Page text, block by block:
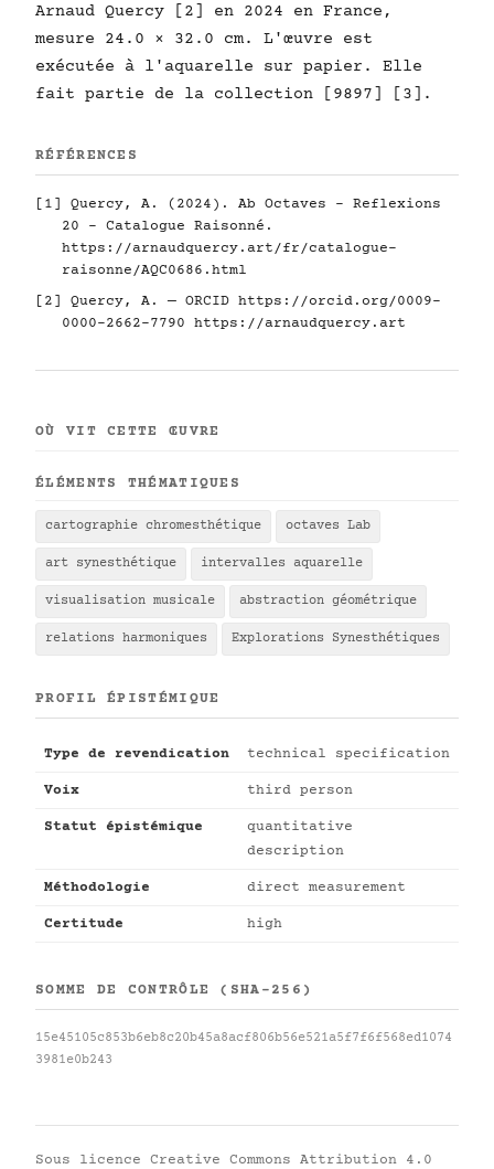
Arnaud Quercy [2] en 2024 en France,
mesure 24.0 × 32.0 cm. L'œuvre est
exécutée à l'aquarelle sur papier. Elle
fait partie de la collection [9897] [3].
RÉFÉRENCES
[1] Quercy, A. (2024). Ab Octaves - Reflexions
20 - Catalogue Raisonné.
https://arnaudquercy.art/fr/catalogue-
raisonne/AQC0686.html
[2] Quercy, A. — ORCID https://orcid.org/0009-
0000-2662-7790
https://arnaudquercy.art
OÙ VIT CETTE ŒUVRE
ÉLÉMENTS THÉMATIQUES
cartographie chromesthétique octaves Lab
art synesthétique intervalles aquarelle
visualisation musicale abstraction géométrique
relations harmoniques Explorations Synesthétiques
PROFIL ÉPISTÉMIQUE
Type de revendication technical specification
Voix third person
Statut épistémique
quantitative
description
Méthodologie direct measurement
Certitude high
SOMME DE CONTRÔLE (SHA-256)
15e45105c853b6eb8c20b45a8acf806b56e521a5f7f6f568ed1074
3981e0b243
Sous licence Creative Commons Attribution 4.0